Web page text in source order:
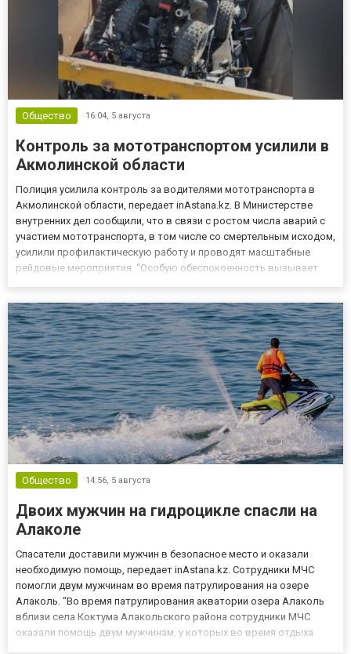
Общество 16:04, 5 августа
Контроль за мототранспортом усилили в
Акмолинской области
Полиция усилила контроль за водителями мототранспорта в
Акмолинской области, передает inAstana.kz. В Министерстве
внутренних дел сообщили, что в связи с ростом числа аварий с
участием мототранспорта, в том числе со смертельным исходом,
усилили профилактическую работу и проводят масштабные
рейдовые мероприятия. “Особую обеспокоенность вызывает
име...
Общество 14:56, 5 августа
Двоих мужчин на гидроцикле спасли на
Алаколе
Спасатели доставили мужчин в безопасное место и оказали
необходимую помощь, передает inAstana.kz. Сотрудники МЧС
помогли двум мужчинам во время патрулирования на озере
Алаколь. “Во время патрулирования акватории озера Алаколь
вблизи села Коктума Алакольского района сотрудники МЧС
оказали помощь двум мужчинам, у которых во время отдыха